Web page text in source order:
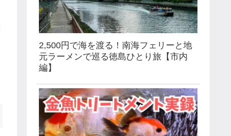
2,500円で海を渡る！南海フェリーと地
元ラーメンで巡る徳島ひとり旅【市内
編】